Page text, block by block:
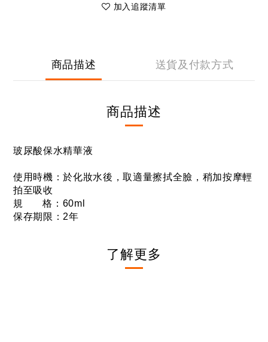
加入追蹤清單
商品描述 送貨及付款方式
商品描述
玻尿酸保水精華液
使用時機：於化妝水後，取適量擦拭全臉，稍加按摩輕
拍至吸收
規 格：60ml
保存期限：2年
了解更多